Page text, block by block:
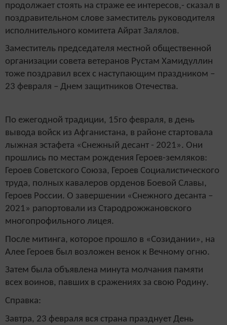
продолжает стоять на страже ее интересов,- сказал в
поздравительном слове заместитель руководителя
исполнительного комитета Айрат Залялов.
Заместитель председателя местной общественной
организации совета ветеранов Рустам Хамидуллин
тоже поздравил всех с наступающим праздником –
23 февраля – Днем защитников Отечества.
По ежегодной традиции, 15го февраля, в день
вывода войск из Афганистана, в районе стартовала
лыжная эстафета «Снежный десант - 2021». Они
прошлись по местам рождения Героев-земляков:
Героев Советского Союза, Героев Социалистического
труда, полных кавалеров орденов Боевой Славы,
Героев России. О завершении «Снежного десанта –
2021» рапортовали из Стародрожжановского
многопрофильного лицея.
После митинга, которое прошло в «Созидании», на
Алее Героев был возложен венок к Вечному огню.
Затем была объявлена минута молчания памяти
всех воинов, павших в сражениях за свою Родину.
Справка:
Завтра, 23 февраля вся страна празднует День